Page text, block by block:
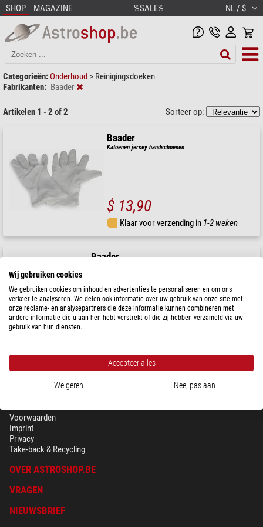
SHOP MAGAZINE %SALE% NL / $
Categorieën: Onderhoud > Reinigingsdoeken
Fabrikanten: Baader
Artikelen 1 - 2 of 2 Sorteer op:
Baader
Katoenen jersey handschoenen
$ 13,90
Klaar voor verzending in 1-2 weken
Baader
$ 13,90
Voorwaarden
Imprint
Privacy
Take-back & Recycling
OVER ASTROSHOP.BE
VRAGEN
NIEUWSBRIEF
Wij gebruiken cookies
We gebruiken cookies om inhoud en advertenties te personaliseren en om ons
verkeer te analyseren. We delen ook informatie over uw gebruik van onze site met
onze reclame- en analysepartners die deze informatie kunnen combineren met
andere informatie die u aan hen hebt verstrekt of die zij hebben verzameld via uw
gebruik van hun diensten.
Accepteer alles
Weigeren Nee, pas aan